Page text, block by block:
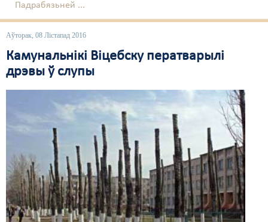
Падрабязьней ...
Аўторак, 08 Лістапад 2016
Камунальнікі Віцебску ператварылі
дрэвы ў слупы
Рознае
Свабода слова
Свабода сумленьня
Суд
Сьмяротнае пакараньне
Правы працоўных
Сацыяльныя правы